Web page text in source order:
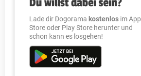
Lade dir Dogorama kostenlos im App
Store oder Play Store herunter und
schon kann es losgehen!